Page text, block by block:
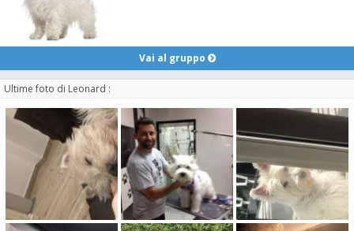
Vai al gruppo
Ultime foto di Leonard :